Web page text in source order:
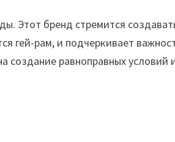
Этот бренд стремится
гей-рам, и подчеркивает
создание равноправных условий